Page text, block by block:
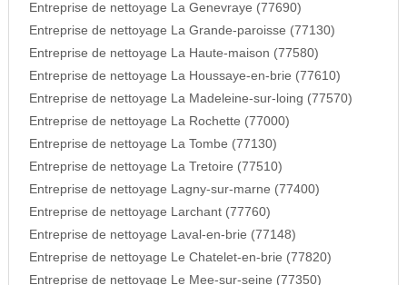
Entreprise de nettoyage La Genevraye (77690)
Entreprise de nettoyage La Grande-paroisse (77130)
Entreprise de nettoyage La Haute-maison (77580)
Entreprise de nettoyage La Houssaye-en-brie (77610)
Entreprise de nettoyage La Madeleine-sur-loing (77570)
Entreprise de nettoyage La Rochette (77000)
Entreprise de nettoyage La Tombe (77130)
Entreprise de nettoyage La Tretoire (77510)
Entreprise de nettoyage Lagny-sur-marne (77400)
Entreprise de nettoyage Larchant (77760)
Entreprise de nettoyage Laval-en-brie (77148)
Entreprise de nettoyage Le Chatelet-en-brie (77820)
Entreprise de nettoyage Le Mee-sur-seine (77350)